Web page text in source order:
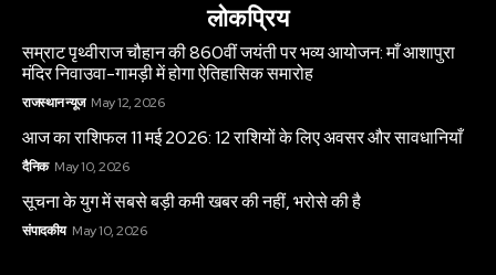
लोकप्रिय
सम्राट पृथ्वीराज चौहान की 860वीं जयंती पर भव्य आयोजन: माँ आशापुरा
मंदिर निवाउवा-गामड़ी में होगा ऐतिहासिक समारोह
राजस्थान न्यूज May 12, 2026
आज का राशिफल 11 मई 2026: 12 राशियों के लिए अवसर और सावधानियाँ
दैनिक May 10, 2026
सूचना के युग में सबसे बड़ी कमी खबर की नहीं, भरोसे की है
संपादकीय May 10, 2026